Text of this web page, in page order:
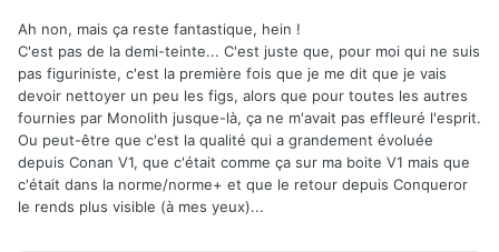
Ah non, mais ça reste fantastique, hein !
C'est pas de la demi-teinte... C'est juste que, pour moi qui ne suis
pas figuriniste, c'est la première fois que je me dit que je vais
devoir nettoyer un peu les figs, alors que pour toutes les autres
fournies par Monolith jusque-là, ça ne m'avait pas effleuré l'esprit.
Ou peut-être que c'est la qualité qui a grandement évoluée
depuis Conan V1, que c'était comme ça sur ma boite V1 mais que
c'était dans la norme/norme+ et que le retour depuis Conqueror
le rends plus visible (à mes yeux)...